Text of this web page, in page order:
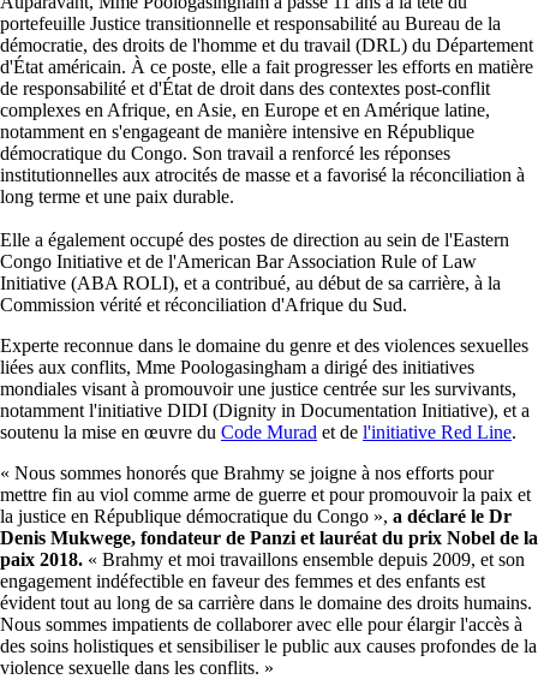
portefeuille Justice transitionnelle et responsabilité au Bureau de la
démocratie, des droits de l'homme et du travail (DRL) du Département
d'État américain. À ce poste, elle a fait progresser les efforts en matière
de responsabilité et d'État de droit dans des contextes post-conflit
complexes en Afrique, en Asie, en Europe et en Amérique latine,
notamment en s'engageant de manière intensive en République
démocratique du Congo. Son travail a renforcé les réponses
institutionnelles aux atrocités de masse et a favorisé la réconciliation à
long terme et une paix durable.
Elle a également occupé des postes de direction au sein de l'Eastern
Congo Initiative et de l'American Bar Association Rule of Law
Initiative (ABA ROLI), et a contribué, au début de sa carrière, à la
Commission vérité et réconciliation d'Afrique du Sud.
Experte reconnue dans le domaine du genre et des violences sexuelles
liées aux conflits, Mme Poologasingham a dirigé des initiatives
mondiales visant à promouvoir une justice centrée sur les survivants,
notamment l'initiative DIDI (Dignity in Documentation Initiative), et a
soutenu la mise en œuvre du Code Murad et de l'initiative Red Line.
« Nous sommes honorés que Brahmy se joigne à nos efforts pour
mettre fin au viol comme arme de guerre et pour promouvoir la paix et
la justice en République démocratique du Congo », a déclaré le Dr
Denis Mukwege, fondateur de Panzi et lauréat du prix Nobel de la
paix 2018. « Brahmy et moi travaillons ensemble depuis 2009, et son
engagement indéfectible en faveur des femmes et des enfants est
évident tout au long de sa carrière dans le domaine des droits humains.
Nous sommes impatients de collaborer avec elle pour élargir l'accès à
des soins holistiques et sensibiliser le public aux causes profondes de la
violence sexuelle dans les conflits. »